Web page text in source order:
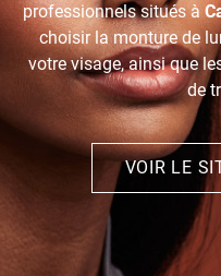
professionnels situés à
choisir la monture de
votre visage, ainsi que
de
VOIR LE